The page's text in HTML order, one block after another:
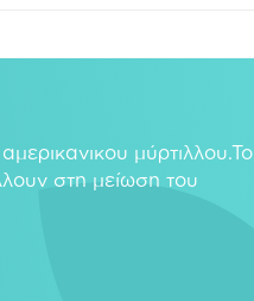
μύρτιλλου.Το
στη μείωση του